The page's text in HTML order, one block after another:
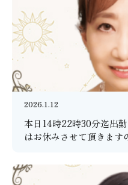
2026.1.12
本日14時22時30分迄出
はお休みさせて頂きます